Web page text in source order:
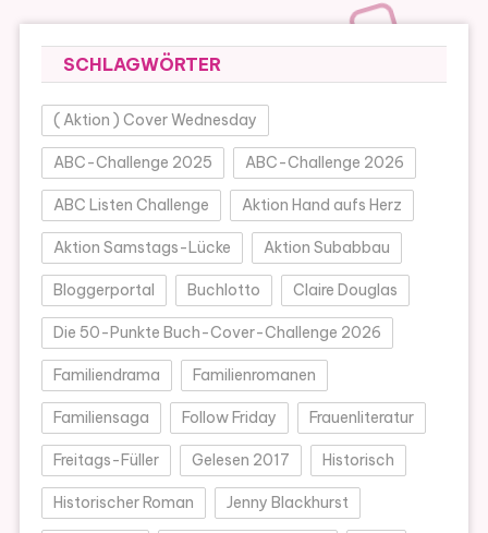
SCHLAGWÖRTER
( Aktion ) Cover Wednesday
ABC-Challenge 2025 ABC-Challenge 2026
ABC Listen Challenge Aktion Hand aufs Herz
Aktion Samstags-Lücke Aktion Subabbau
Bloggerportal Buchlotto Claire Douglas
Die 50-Punkte Buch-Cover-Challenge 2026
Familiendrama Familienromanen
Familiensaga Follow Friday Frauenliteratur
Freitags-Füller Gelesen 2017 Historisch
Historischer Roman Jenny Blackhurst